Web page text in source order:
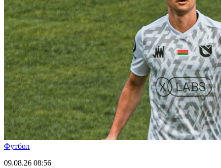
Футбол
09.08.26 08:56